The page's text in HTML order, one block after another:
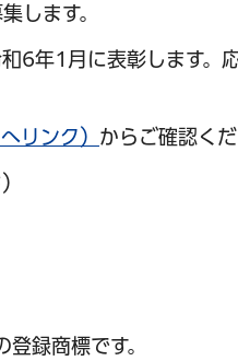
します。
6年1月に表彰します。
リンク） からご確認くだ
録商標です。